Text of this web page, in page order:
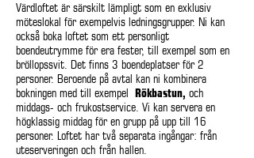
Värdloftet är särskilt lämpligt som en exklusiv
möteslokal för exempelvis ledningsgrupper. Ni kan
också boka loftet som ett personligt
boendeutrymme för era fester, till exempel som en
bröllopssvit. Det finns 3 boendeplatser för 2
personer. Beroende på avtal kan ni kombinera
bokningen med till exempel Rökbastun, och
middags- och frukostservice. Vi kan servera en
högklassig middag för en grupp på upp till 16
personer. Loftet har två separata ingångar: från
uteserveringen och från hallen.